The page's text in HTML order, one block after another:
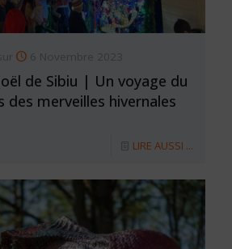
6 Novembre 2023
de Sibiu | Un voyage du
merveilles hivernales
LIRE AUSSI ...